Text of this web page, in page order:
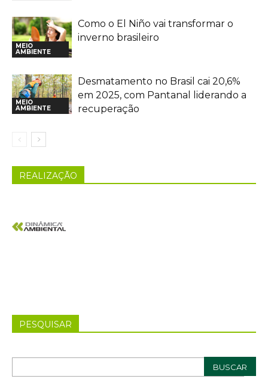
MEIO
AMBIENTE
Como o El Niño vai transformar o
inverno brasileiro
MEIO
AMBIENTE
Desmatamento no Brasil cai 20,6%
em 2025, com Pantanal liderando a
recuperação
REALIZAÇÃO
PESQUISAR